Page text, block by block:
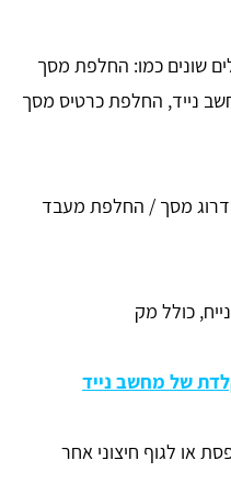
שונים כמו: החלפת מסך
נייד, החלפת כרטיס מסך
מסך / החלפת מעבד
כולל מק
של מחשב נייד
או לגוף חיצוני אחר